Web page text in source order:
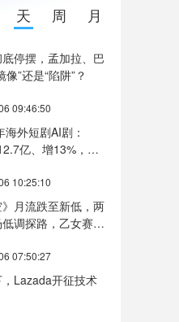
天 周 月
停摆，孟加拉、巴
像”还是“陷阱”？
09:46:50
外短剧AI剧：
亿、增13%，
10:25:10
》月流跌至新低，两
调探路，乙女赛道
07:50:27
Lazada开征技术